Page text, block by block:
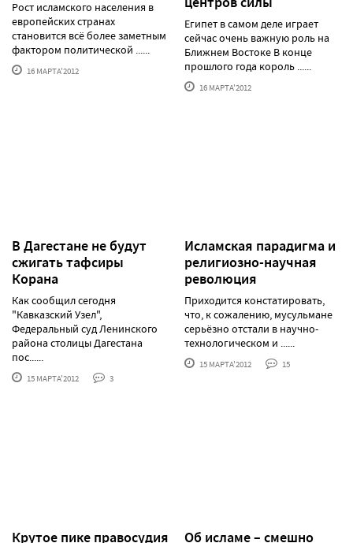
Рост исламского населения в
европейских странах
становится всё более заметным
фактором политической ......
16 МАРТА'2012
Египет в самом деле играет
сейчас очень важную роль на
Ближнем Востоке В конце
прошлого года король ......
16 МАРТА'2012
В Дагестане не будут
сжигать тафсиры
Корана
Как сообщил сегодня
"Кавказский Узел",
Федеральный суд Ленинского
района столицы Дагестана
пос......
15 МАРТА'2012 3
Исламская парадигма и
религиозно-научная
революция
Приходится констатировать,
что, к сожалению, мусульмане
серьёзно отстали в научно-
технологическом и ......
15 МАРТА'2012 15
Крутое пике правосудия Об исламе – смешно